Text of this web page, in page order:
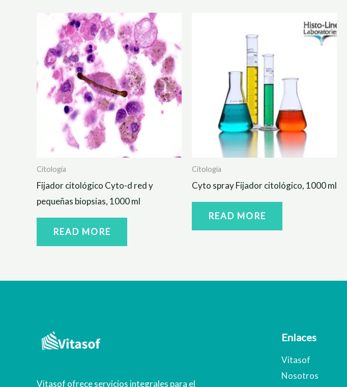
Citología
Fijador citológico Cyto-d red y
pequeñas biopsias, 1000 ml
READ MORE
Citología
Cyto spray Fijador citológico, 1000 ml
READ MORE
Vitasof ofrece servicios integrales para el
Enlaces
Vitasof
Nosotros